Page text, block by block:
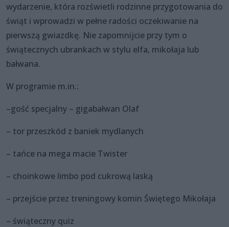
wydarzenie, która rozświetli rodzinne przygotowania do
świąt i wprowadzi w pełne radości oczekiwanie na
pierwszą gwiazdkę. Nie zapomnijcie przy tym o
świątecznych ubrankach w stylu elfa, mikołaja lub
bałwana.
W programie m.in.:
–gość specjalny – gigabałwan Olaf
– tor przeszkód z baniek mydlanych
– tańce na mega macie Twister
– choinkowe limbo pod cukrową laską
– przejście przez treningowy komin Świętego Mikołaja
– świąteczny quiz